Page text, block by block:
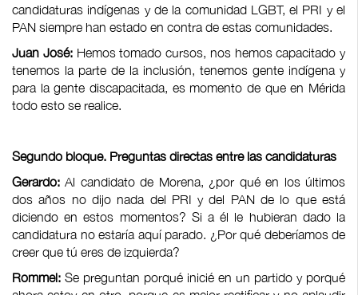
candidaturas indígenas y de la comunidad LGBT, el PRI y el
PAN siempre han estado en contra de estas comunidades.
Juan José:Hemos tomado cursos, nos hemos capacitado y
tenemos la parte de la inclusión, tenemos gente indígena y
para la gente discapacitada, es momento de que en Mérida
todo esto se realice.
Segundo bloque. Preguntas directas entre las candidaturas
Gerardo:Al candidato de Morena, ¿por qué en los últimos
dos años no dijo nada del PRI y del PAN de lo que está
diciendo en estos momentos? Si a él le hubieran dado la
candidatura no estaría aquí parado. ¿Por qué deberíamos de
creer que tú eres de izquierda?
Rommel: Se preguntan porqué inicié en un partido y porqué